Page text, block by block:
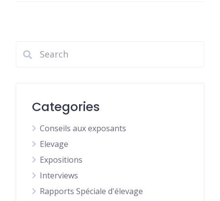
Categories
Conseils aux exposants
Elevage
Expositions
Interviews
Rapports Spéciale d'élevage